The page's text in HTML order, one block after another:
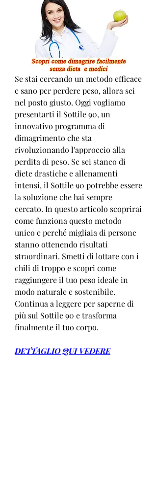
Se stai cercando un metodo efficace
e sano per perdere peso, allora sei
nel posto giusto. Oggi vogliamo
presentarti il Sottile 90, un
innovativo programma di
dimagrimento che sta
rivoluzionando l'approccio alla
perdita di peso. Se sei stanco di
diete drastiche e allenamenti
intensi, il Sottile 90 potrebbe essere
la soluzione che hai sempre
cercato. In questo articolo scoprirai
come funziona questo metodo
unico e perché migliaia di persone
stanno ottenendo risultati
straordinari. Smetti di lottare con i
chili di troppo e scopri come
raggiungere il tuo peso ideale in
modo naturale e sostenibile.
Continua a leggere per saperne di
più sul Sottile 90 e trasforma
finalmente il tuo corpo.
DETTAGLIO QUI VEDERE